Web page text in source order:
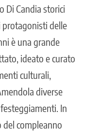
Di Candia storici
protagonisti delle
è una grande
ideato e curato
culturali,
diverse
In
compleanno